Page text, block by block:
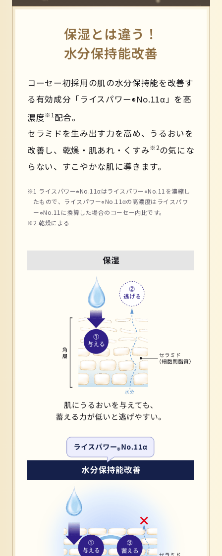
保湿とは違う！
水分保持能改善
コーセー初採用の肌の水分保持能を改善す
る有効成分「ライスパワー®No.11α」を高
濃度※1 配合。
セラミドを生み出す力を高め、うるおいを
改善し、乾燥・肌あれ・くすみ※2の気にな
らない、すこやかな肌に導きます。
※1 ライスパワー® No.11αはライスパワー ®No.11を濃縮し
たもので、ライスパワー® No.11αの高濃度はライスパワ
ー⁠ ®No.11に換算した場合のコーセー内比です。
※2 乾燥による